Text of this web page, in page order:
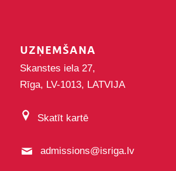
UZŅEMŠANA
Skanstes iela 27,
Rīga, LV-1013, LATVIJA
Skatīt kartē
admissions@isriga.lv